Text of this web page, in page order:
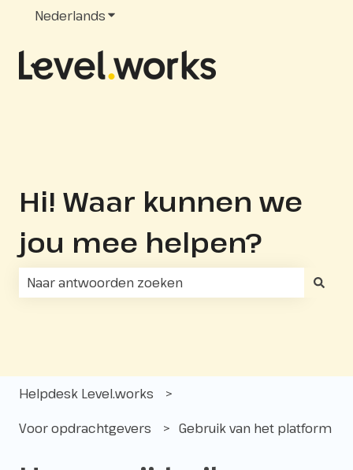
NederlandsSubmenu tonen voor vertalingen
Hi! Waar kunnen we
jou mee helpen?
Helpdesk Level.works
Voor opdrachtgevers Gebruik van het platform